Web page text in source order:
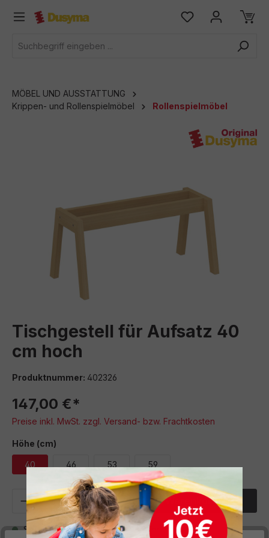
springen
MÖBEL UND AUSSTATTUNG
Krippen- und Rollenspielmöbel
Rollenspielmöbel
Tischgestell für Aufsatz 40
cm hoch
Produktnummer: 402326
147,00 €*
Preise inkl. MwSt. zzgl. Versand- bzw. Frachtkosten
Höhe (cm)
40 46 53 59
Produkt Anzahl: Gib denIn den Warenkorb
Sofort verfügbar, Lieferzeit: 5 Werktage